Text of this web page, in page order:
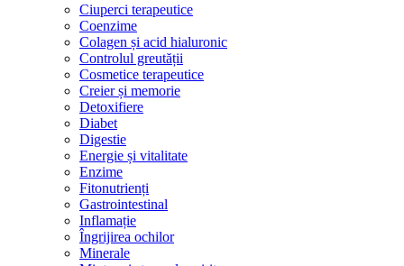
Ciuperci terapeutice
Coenzime
Colagen și acid hialuronic
Controlul greutății
Cosmetice terapeutice
Creier și memorie
Detoxifiere
Diabet
Digestie
Energie și vitalitate
Enzime
Fitonutrienți
Gastrointestinal
Inflamație
Îngrijirea ochilor
Minerale